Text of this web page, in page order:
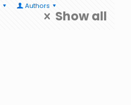
Authors
Show all